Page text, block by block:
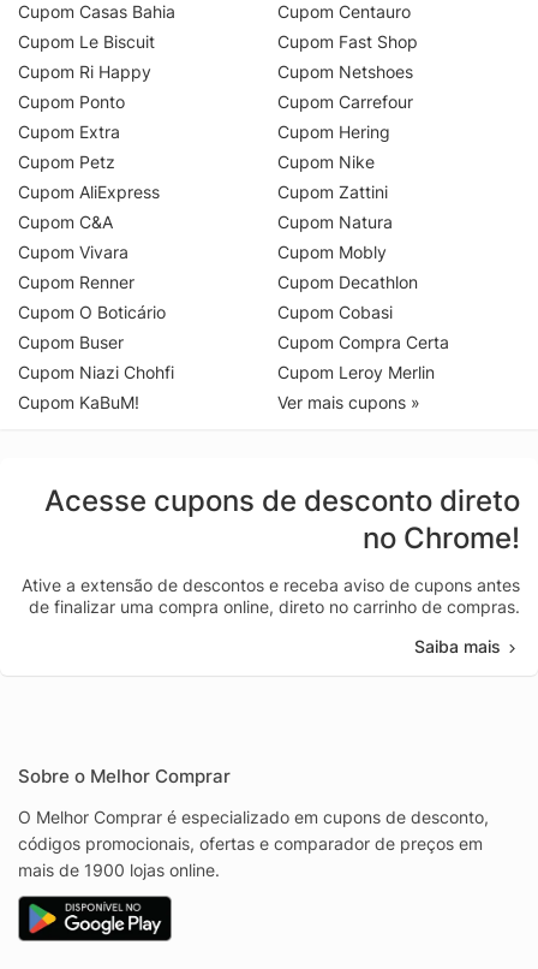
Cupom Casas Bahia
Cupom Le Biscuit
Cupom Ri Happy
Cupom Ponto
Cupom Extra
Cupom Petz
Cupom AliExpress
Cupom C&A
Cupom Vivara
Cupom Renner
Cupom O Boticário
Cupom Buser
Cupom Niazi Chohfi
Cupom KaBuM!
Cupom Centauro
Cupom Fast Shop
Cupom Netshoes
Cupom Carrefour
Cupom Hering
Cupom Nike
Cupom Zattini
Cupom Natura
Cupom Mobly
Cupom Decathlon
Cupom Cobasi
Cupom Compra Certa
Cupom Leroy Merlin
Ver mais cupons »
Acesse cupons de desconto direto
no Chrome!
Ative a extensão de descontos e receba aviso de cupons antes
de finalizar uma compra online, direto no carrinho de compras.
Saiba mais
Sobre o Melhor Comprar
O Melhor Comprar é especializado em cupons de desconto,
códigos promocionais, ofertas e comparador de preços em
mais de 1900 lojas online.